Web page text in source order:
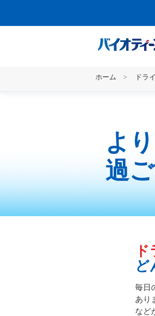
ホーム > ドラ
よ
過
ど
毎日
あり
など